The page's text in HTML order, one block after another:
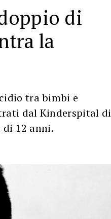
di
la
tra bimbi e
dal Kinderspital di
12 anni.